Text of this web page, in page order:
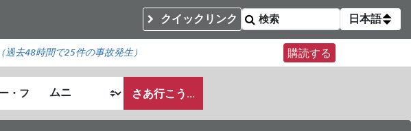
クイックリンク 日本語
（過去48時間で25件の事故発生） 購読する
が
さあ行こう...